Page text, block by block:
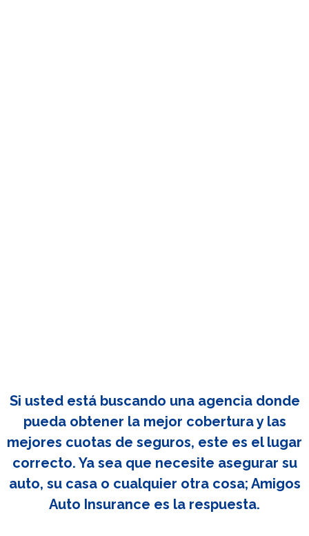
Si usted está buscando una agencia donde
pueda obtener la mejor cobertura y las
mejores cuotas de seguros, este es el lugar
correcto. Ya sea que necesite asegurar su
auto, su casa o cualquier otra cosa; Amigos
Auto Insurance es la respuesta.